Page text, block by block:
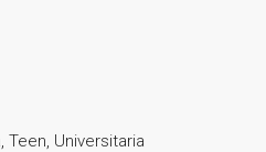
Teen, Universitaria